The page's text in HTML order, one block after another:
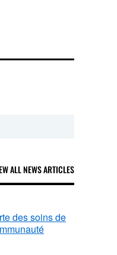
ALL NEWS ARTICLES
des soins de